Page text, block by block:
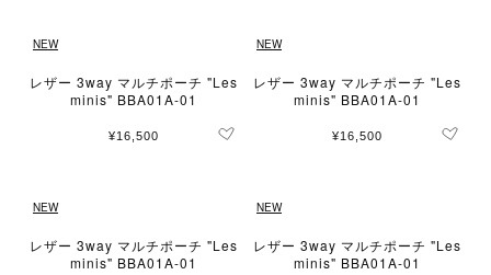
NEW
レザー 3way マルチポーチ "Les
minis" BBA01A-01
¥16,500
NEW
レザー 3way マルチポーチ "Les
minis" BBA01A-01
¥16,500
NEW
レザー 3way マルチポーチ "Les
minis" BBA01A-01
NEW
レザー 3way マルチポーチ "Les
minis" BBA01A-01